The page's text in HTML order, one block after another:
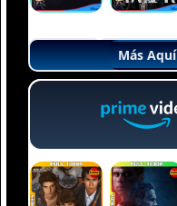
Más Aquí